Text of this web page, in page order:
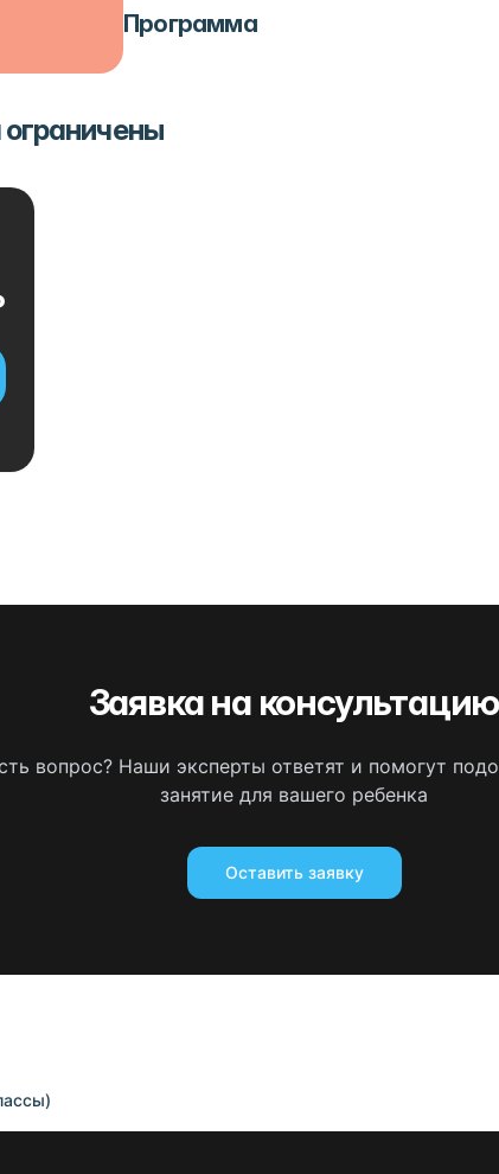
Программа
Заявка на консультацию
вопрос? Наши эксперты ответят и помогут
занятие для вашего ребенка
Оставить заявку